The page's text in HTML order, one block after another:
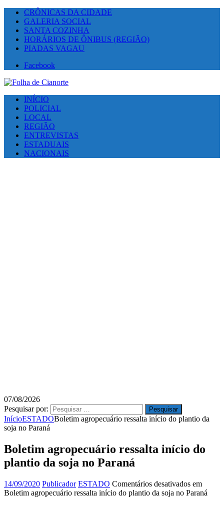
CRÔNICAS DA CIDADE
GALERIA SOCIAL
SANTA COZINHA
HORÁRIOS DE ÔNIBUS (REGIÃO)
PIADAS VAGAU
Facebook
INÍCIO
POLICIAL
LOCAL
REGIÃO
ENTREVISTAS
ESTADUAIS
NACIONAIS
07/08/2026
Pesquisar por:
InícioESTADOBoletim agropecuário ressalta início do plantio da
soja no Paraná
Boletim agropecuário ressalta início do
plantio da soja no Paraná
14/09/2020 Publicador ESTADO Comentários desativados em
Boletim agropecuário ressalta início do plantio da soja no Paraná